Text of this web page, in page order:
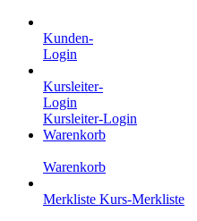
Kunden-
Login
Kursleiter-
Login
Kursleiter-Login
Warenkorb
Warenkorb
Merkliste Kurs-Merkliste